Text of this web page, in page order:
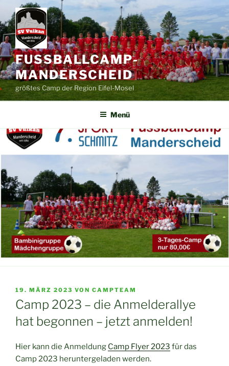
Zum
Inhalt
springen
FUSSBALLCAMP-
MANDERSCHEID
größtes Camp der Region Eifel-Mosel
Menü
VERÖFFENTLICHT
AM
19. MÄRZ 2023 VON CAMPTEAM
Camp 2023 – die Anmelderallye
hat begonnen – jetzt anmelden!
Hier kann die Anmeldung Camp Flyer 2023 für das
Camp 2023 heruntergeladen werden.